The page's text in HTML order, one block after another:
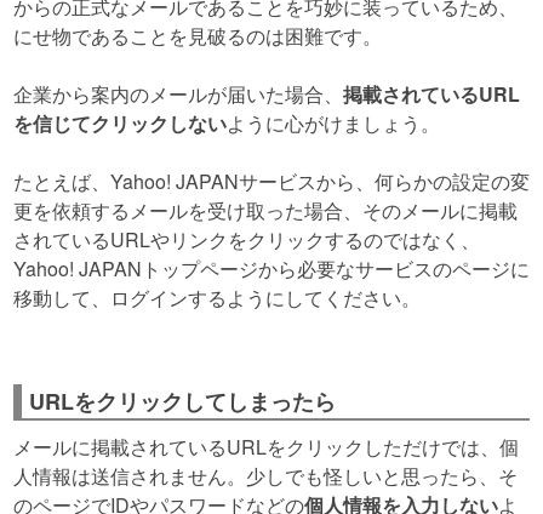
からの正式なメールであることを巧妙に装っているため、
にせ物であることを見破るのは困難です。
企業から案内のメールが届いた場合、 掲載されているURL
を信じてクリックしないように心がけましょう。
たとえば、Yahoo! JAPANサービスから、何らかの設定の変
更を依頼するメールを受け取った場合、そのメールに掲載
されているURLやリンクをクリックするのではなく、
Yahoo! JAPANトップページから必要なサービスのページに
移動して、ログインするようにしてください。
URLをクリックしてしまったら
メールに掲載されているURLをクリックしただけでは、個
人情報は送信されません。少しでも怪しいと思ったら、そ
のページでIDやパスワードなどの個人情報を入力しないよ